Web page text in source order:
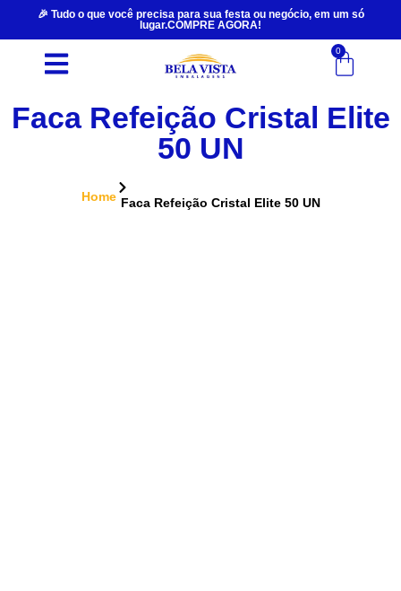
🎉 Tudo o que você precisa para sua festa ou negócio, em um só
lugar.COMPRE AGORA!
0
Faca Refeição Cristal Elite
50 UN
Home Faca Refeição Cristal Elite 50 UN